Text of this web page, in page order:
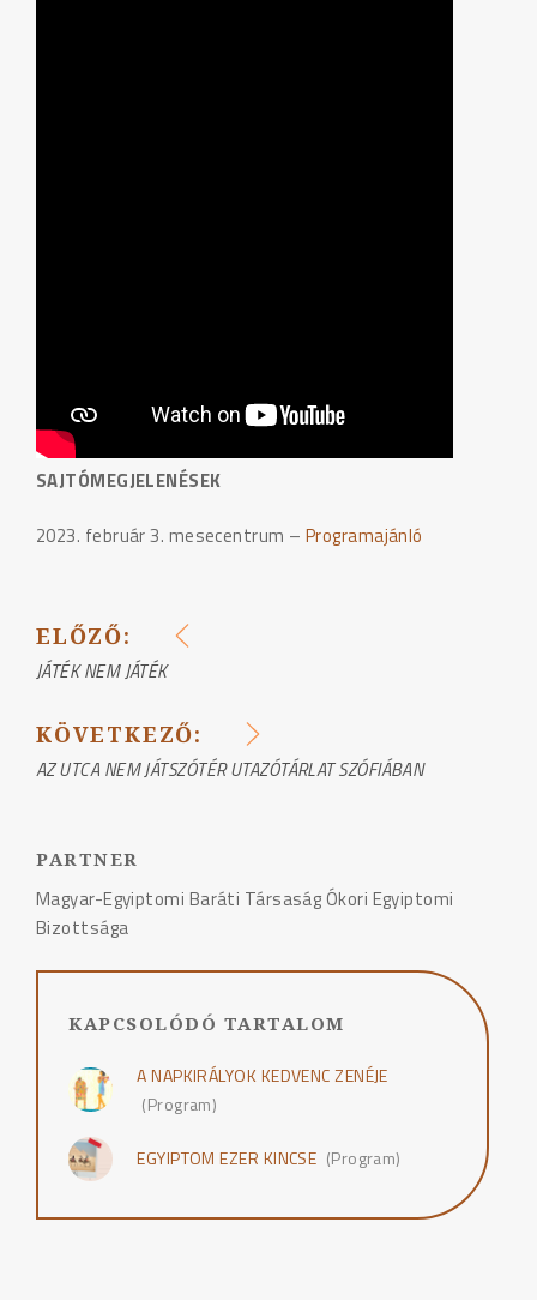
SAJTÓMEGJELENÉSEK
2023. február 3. mesecentrum – Programajánló
BEJEGYZÉS
NAVIGÁCIÓ
ELŐZŐ:
JÁTÉK NEM JÁTÉK
KÖVETKEZŐ:
AZ UTCA NEM JÁTSZÓTÉR UTAZÓTÁRLAT SZÓFIÁBAN
PARTNER
Magyar-Egyiptomi Baráti Társaság Ókori Egyiptomi
Bizottsága
KAPCSOLÓDÓ TARTALOM
A NAPKIRÁLYOK KEDVENC ZENÉJE
(Program)
EGYIPTOM EZER KINCSE (Program)